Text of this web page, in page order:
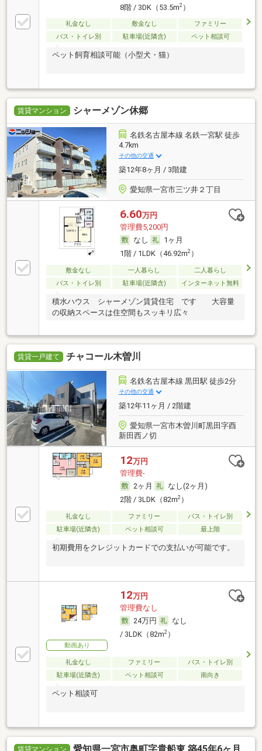
8階 / 3DK（53.5m2）
礼金なし 敷金なし
ファミリー
バス・トイレ別
駐車場(近隣含) ペット相談可
ペット飼育相談可能（小型犬・猫）
賃貸マンション シャーメゾン休郷
名鉄名古屋本線 名鉄一宮駅 徒歩
4.7km
その他の交通
築12年8ヶ月 / 3階建
愛知県一宮市三ツ井２丁目
6.60万円
管理費5,200円
なし
1ヶ月
1階 / 1LDK（46.92m2）
敷金なし 一人暮らし
二人暮らし
バス・トイレ別
駐車場(近隣含) インターネット無料
積水ハウス シャーメゾン賃貸住宅 です 大容量
の収納スペースは住空間もスッキリ広々
賃貸一戸建て チャコール木曽川
名鉄名古屋本線 黒田駅 徒歩2分
その他の交通
築12年11ヶ月 / 2階建
愛知県一宮市木曽川町黒田字酉
新田西ノ切
12万円
管理費-
2ヶ月
なし(2ヶ月)
2階 / 3LDK（82m2）
礼金なし ファミリー
バス・トイレ別
駐車場(近隣含)
ペット相談可 最上階
初期費用をクレジットカードでの支払いが可能です。
動画あり
12万円
管理費なし
24万円
なし
/ 3LDK（82m2）
礼金なし ファミリー
バス・トイレ別
駐車場(近隣含)
ペット相談可 南向き
ペット相談可
賃貸マンション